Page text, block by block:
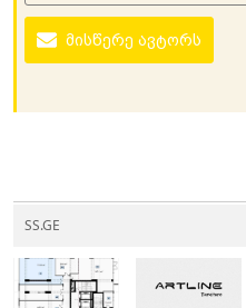
მისწერე ავტორს
SS.GE